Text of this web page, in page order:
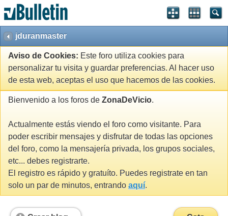
jduranmaster
Aviso de Cookies: Este foro utiliza cookies para
personalizar tu visita y guardar preferencias. Al hacer uso
de esta web, aceptas el uso que hacemos de las cookies.
Bienvenido a los foros de ZonaDeVicio.
Actualmente estás viendo el foro como visitante. Para
poder escribir mensajes y disfrutar de todas las opciones
del foro, como la mensajería privada, los grupos sociales,
etc... debes registrarte.
El registro es rápido y gratuíto. Puedes registrate en tan
solo un par de minutos, entrando aquí.